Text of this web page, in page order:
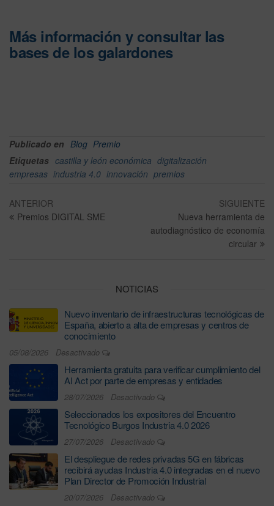
Más información y consultar las
bases de los galardones
Publicado en Blog Premio
Etiquetas castilla y león económica digitalización
empresas industria 4.0 innovación premios
ANTERIOR
Premios DIGITAL SME
SIGUIENTE
Nueva herramienta de
autodiagnóstico de economía
circular
NOTICIAS
Nuevo inventario de infraestructuras tecnológicas de
España, abierto a alta de empresas y centros de
conocimiento
05/08/2026 Desactivado
Herramienta gratuita para verificar cumplimiento del
AI Act por parte de empresas y entidades
28/07/2026 Desactivado
Seleccionados los expositores del Encuentro
Tecnológico Burgos Industria 4.0 2026
27/07/2026 Desactivado
El despliegue de redes privadas 5G en fábricas
recibirá ayudas Industria 4.0 integradas en el nuevo
Plan Director de Promoción Industrial
20/07/2026 Desactivado